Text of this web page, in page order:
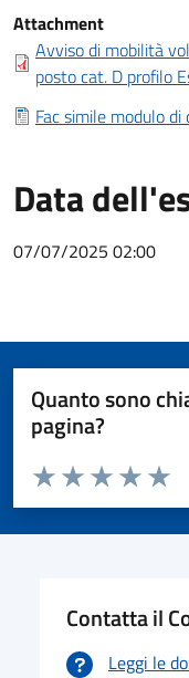
Documentazione a
Attachment
Avviso di mobilità
posto cat. D profilo
Fac simile modulo di
Data
07/07/2025 02:00
Quanto sono
pagina?
Valuta da 1 a 5 stelle la
Valuta 4
Valuta 3
Valuta 2 stelle
Valuta 1 stelle su 5
Contatta il
Leggi le